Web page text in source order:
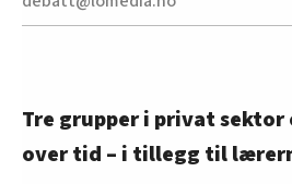
Tre grupper i privat
over tid – i tillegg til